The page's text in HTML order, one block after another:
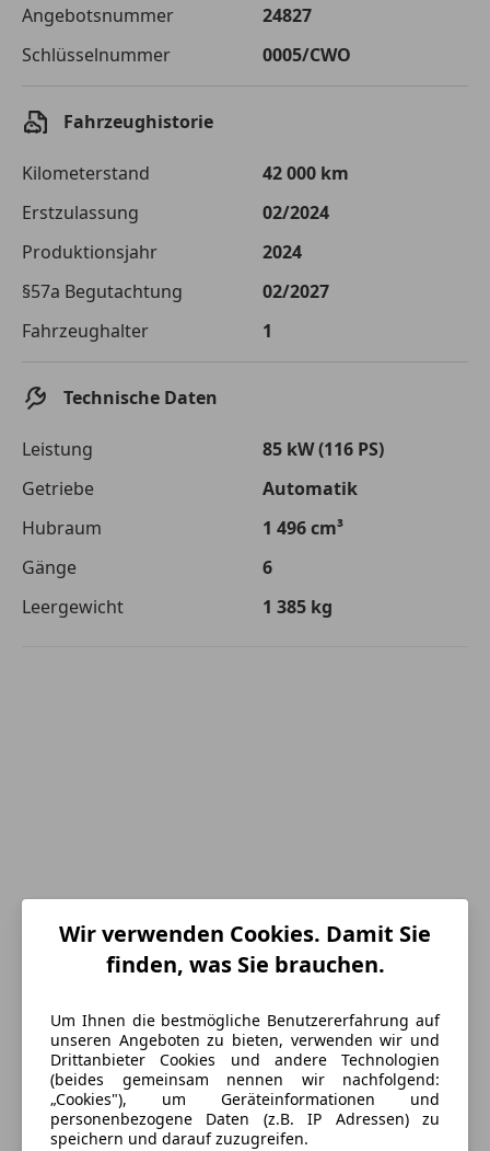
Einberechnete Gebühren
€ 0,-
Effektivzinsatz
7,50 %
von der von Ihnen gewählten Bank. Rückzahlungszeitraum 1-10
Angebotsnummer
24827
Schlüsselnummer
0005/CWO
Fahrzeughistorie
Kilometerstand
42 000 km
Erstzulassung
02/2024
Produktionsjahr
2024
§57a Begutachtung
02/2027
Fahrzeughalter
1
Technische Daten
Leistung
85 kW (116 PS)
Getriebe
Automatik
Hubraum
1 496 cm³
Gänge
6
Leergewicht
1 385 kg
Energieverbrauch
Schadstoffklasse
Euro 6d
Kraftstoff
Diesel
Wir verwenden Cookies. Damit Sie
finden, was Sie brauchen.
Um Ihnen die bestmögliche Benutzererfahrung auf
unseren Angeboten zu bieten, verwenden wir und
Drittanbieter Cookies und andere Technologien
(beides gemeinsam nennen wir nachfolgend:
„Cookies"), um Geräteinformationen und
personenbezogene Daten (z.B. IP Adressen) zu
speichern und darauf zuzugreifen.